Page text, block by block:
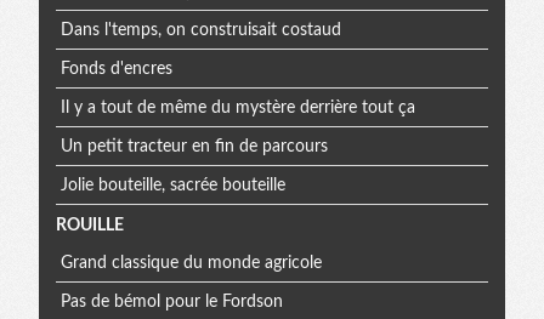
Dans l'temps, on construisait costaud
Fonds d'encres
Il y a tout de même du mystère derrière tout ça
Un petit tracteur en fin de parcours
Jolie bouteille, sacrée bouteille
ROUILLE
Grand classique du monde agricole
Pas de bémol pour le Fordson